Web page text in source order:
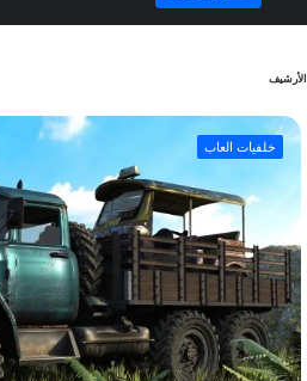
الأرشيف
خلفيات العاب